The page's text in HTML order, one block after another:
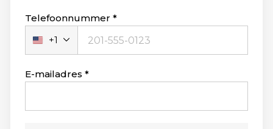
Telefoonnummer
Verenigde
Staten
+1
+1
E-mailadres